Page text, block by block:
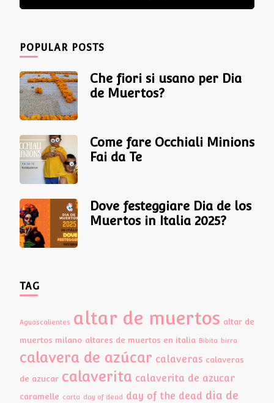
POPULAR POSTS
Che fiori si usano per Dia
de Muertos?
Come fare Occhiali Minions
Fai da Te
Dove festeggiare Dia de los
Muertos in Italia 2025?
TAG
Aguascalientes altar de muertos altar de
muertos milano altares de muertos en italia Bibita birra
calavera de azúcar calaveras calaveras
de azucar calaverita calaverita de azucar
caramelle carta day of dead day of the dead dia de